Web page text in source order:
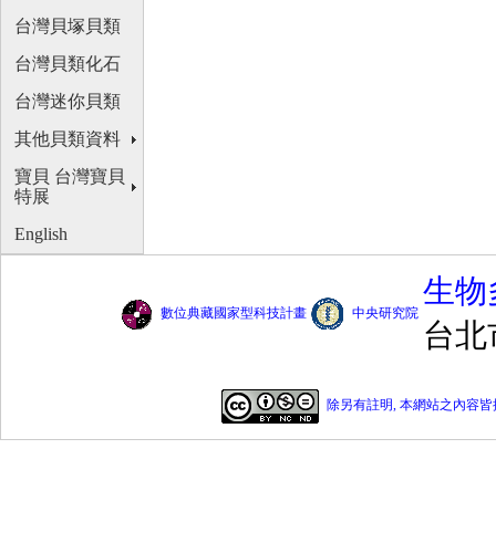
台灣貝塚貝類
台灣貝類化石
台灣迷你貝類
其他貝類資料
寶貝 台灣寶貝
特展
English
數位典藏國家型科技計畫 中央研究院
生物
台北
除另有註明, 本網站之內容